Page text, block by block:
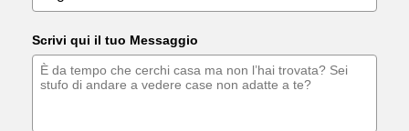
Scrivi qui il tuo Messaggio